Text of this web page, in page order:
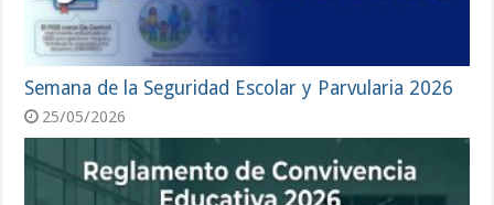
Semana de la Seguridad Escolar y Parvularia 2026
25/05/2026